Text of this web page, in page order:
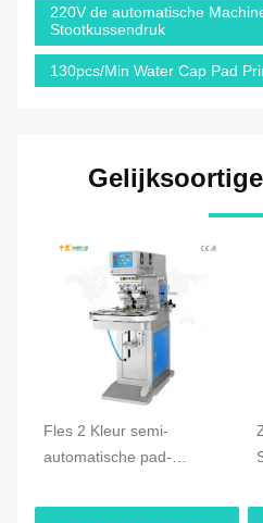
220V de automatische
Stootkussendruk
130pcs/Min Water Cap Pad
Fles 2 Kleur semi-
automatische pad-